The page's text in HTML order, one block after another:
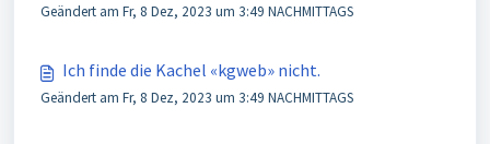
Geändert am Fr, 8 Dez, 2023 um 3:49 NACHMITTAGS
Ich finde die Kachel «kgweb» nicht.
Geändert am Fr, 8 Dez, 2023 um 3:49 NACHMITTAGS